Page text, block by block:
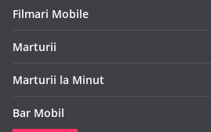
Filmari Mobile
Marturii
Marturii la Minut
Bar Mobil